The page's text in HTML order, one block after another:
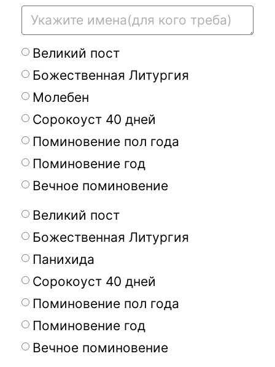
Великий пост
Божественная Литургия
Молебен
Сорокоуст 40 дней
Поминовение пол года
Поминовение год
Вечное поминовение
Великий пост
Божественная Литургия
Панихида
Сорокоуст 40 дней
Поминовение пол года
Поминовение год
Вечное поминовение